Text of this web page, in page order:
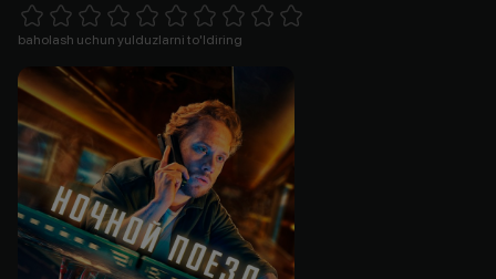
1 Star 2 Stars 3 Stars 4 Stars5 Stars 6 Stars7 Stars8 Stars
baholash uchun yulduzlarni to'ldiring